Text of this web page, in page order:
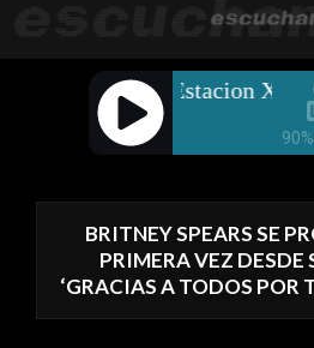
BRITNEY SPEARS SE
PRIMERA VEZ DESDE
‘GRACIAS A TODOS POR